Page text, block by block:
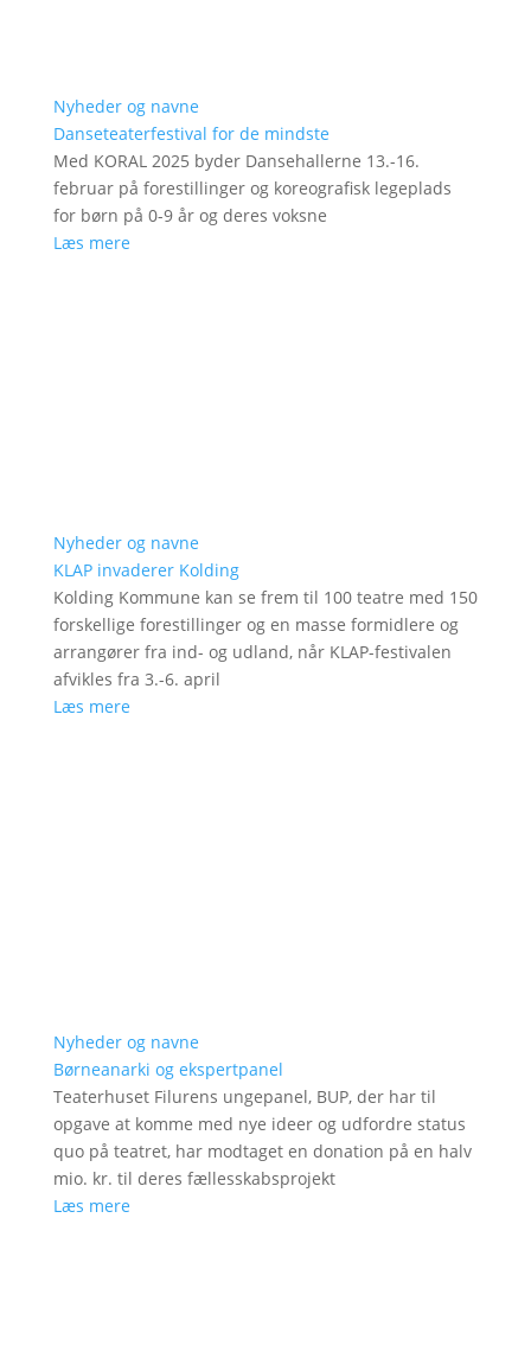
Nyheder og navne
Danseteaterfestival for de mindste
Med KORAL 2025 byder Dansehallerne 13.-16.
februar på forestillinger og koreografisk legeplads
for børn på 0-9 år og deres voksne
Læs mere
Nyheder og navne
KLAP invaderer Kolding
Kolding Kommune kan se frem til 100 teatre med 150
forskellige forestillinger og en masse formidlere og
arrangører fra ind- og udland, når KLAP-festivalen
afvikles fra 3.-6. april
Læs mere
Nyheder og navne
Børneanarki og ekspertpanel
Teaterhuset Filurens ungepanel, BUP, der har til
opgave at komme med nye ideer og udfordre status
quo på teatret, har modtaget en donation på en halv
mio. kr. til deres fællesskabsprojekt
Læs mere